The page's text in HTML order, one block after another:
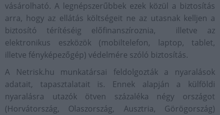
vásárolható. A legnépszerűbbek ezek közül a biztosítás
arra, hogy az ellátás költségeit ne az utasnak kelljen a
biztosító térítéséig előfinanszíroznia, illetve az
elektronikus eszközök (mobiltelefon, laptop, tablet,
illetve fényképezőgép) védelmére szóló biztosítás.
A Netrisk.hu munkatársai feldolgozták a nyaralások
adatait, tapasztalatait is. Ennek alapján a külföldi
nyaralásra utazók ötven százaléka négy országot
(Horvátország, Olaszország, Ausztria, Görögország)